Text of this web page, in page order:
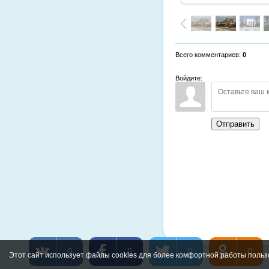
Всего комментариев: 0
Войдите:
Отправить
0 0 0 0
Этот сайт использует файлы cookies для более комфортной работы